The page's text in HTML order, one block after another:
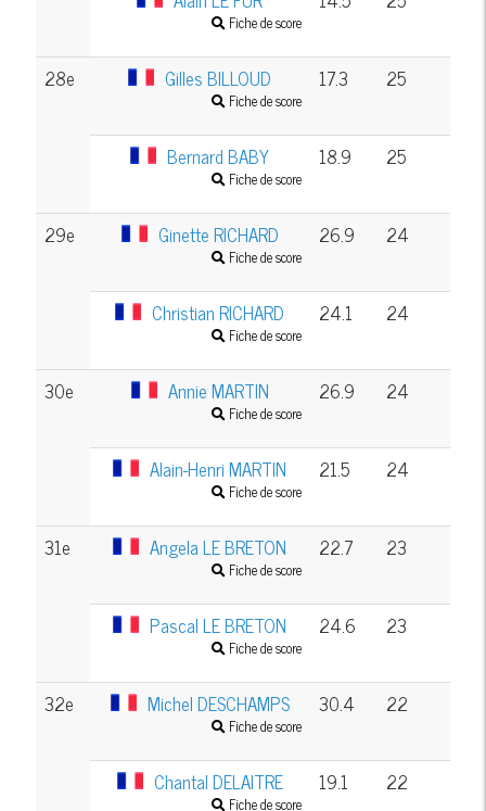
Fiche de score
28e Gilles BILLOUD
Fiche de score
17.3 25
Bernard BABY
Fiche de score
18.9 25
29e Ginette RICHARD
Fiche de score
26.9 24
Christian RICHARD
Fiche de score
24.1 24
30e Annie MARTIN
Fiche de score
26.9 24
Alain-Henri MARTIN
Fiche de score
21.5 24
31e Angela LE BRETON
Fiche de score
22.7 23
Pascal LE BRETON
Fiche de score
24.6 23
32e Michel DESCHAMPS
Fiche de score
30.4 22
Chantal DELAITRE
Fiche de score
19.1 22